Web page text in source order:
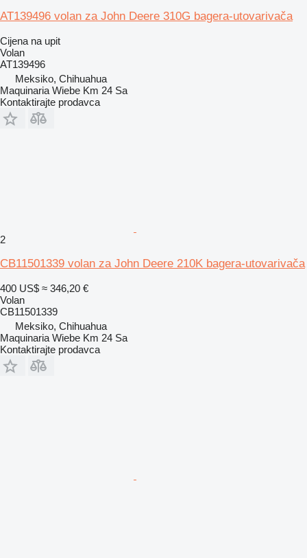
AT139496 volan za John Deere 310G bagera-utovarivača
Cijena na upit
Volan
AT139496
Meksiko, Chihuahua
Maquinaria Wiebe Km 24 Sa
Kontaktirajte prodavca
2
CB11501339 volan za John Deere 210K bagera-utovarivača
400 US$ ≈ 346,20 €
Volan
CB11501339
Meksiko, Chihuahua
Maquinaria Wiebe Km 24 Sa
Kontaktirajte prodavca